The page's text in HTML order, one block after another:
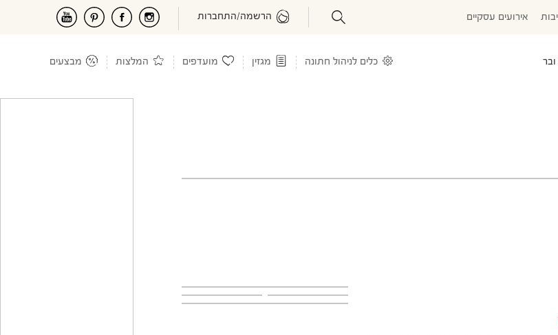
אירועים עסקיים הרשמה/התחברות
ובר בר מצווה בכותל
כלים לניהול חתונה מגזין מועדפים המלצות מבצעים